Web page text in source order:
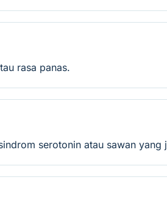
rasa panas.
serotonin atau sawan yang